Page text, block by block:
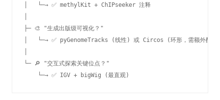
│   └─→ ✅ methylKit + ChIPseeker 注释
├─ 🎨 "生成出版级可视化？"
│   └─→ ✅ pyGenomeTracks (线性) 或 Circos (环形，需额外配置
└─ 🔎 "交互式探索关键位点？"
    └─→ ✅ IGV + bigWig (最直观)